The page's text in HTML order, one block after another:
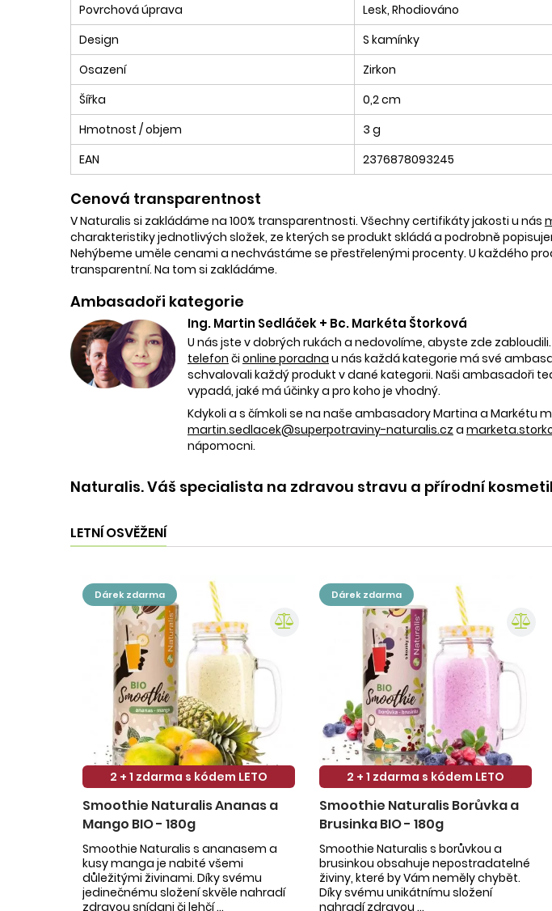
Povrchová úprava
Lesk, Rhodiováno
Design
S kamínky
Osazení
Zirkon
Šířka
0,2 cm
Hmotnost / objem
3 g
EAN
2376878093245
Cenová transparentnost
V Naturalis si zakládáme na 100% transparentnosti. Všechny certifikáty jakosti u nás
charakteristiky jednotlivých složek, ze kterých se produkt skládá a podrobně
Nehýbeme uměle cenami a nechvástáme se přestřelenými procenty. U každého
transparentní. Na tom si zakládáme.
Ambasadoři kategorie
Ing. Martin Sedláček + Bc. Markéta Štorková
U nás jste v dobrých rukách a nedovolíme, abyste zde
telefon či online poradna u nás každá kategorie má své
schvalovali každý produkt v dané kategorii. Naši ambasadoři
vypadá, jaké má účinky a pro koho je vhodný.
Kdykoli a s čímkoli se na naše ambasadory Martina a Markétu
martin.sedlacek@superpotraviny-naturalis.cz a
nápomocni.
Naturalis. Váš specialista na zdravou stravu a přírodní
LETNÍ OSVĚŽENÍ
dárek zdarma
2 + 1 zdarma s kódem LETO
Smoothie Naturalis Ananas a
Mango BIO - 180g
Smoothie Naturalis s ananasem a
kusy manga je nabité všemi
důležitými živinami. Díky svému
jedinečnému složení skvěle nahradí
zdravou snídani či lehčí ...
dárek zdarma
2 + 1 zdarma s kódem LETO
Smoothie Naturalis Borůvka a
Brusinka BIO - 180g
Smoothie Naturalis s borůvkou a
brusinkou obsahuje nepostradatelné
živiny, které by Vám neměly chybět.
Díky svému unikátnímu složení
nahradí zdravou ...